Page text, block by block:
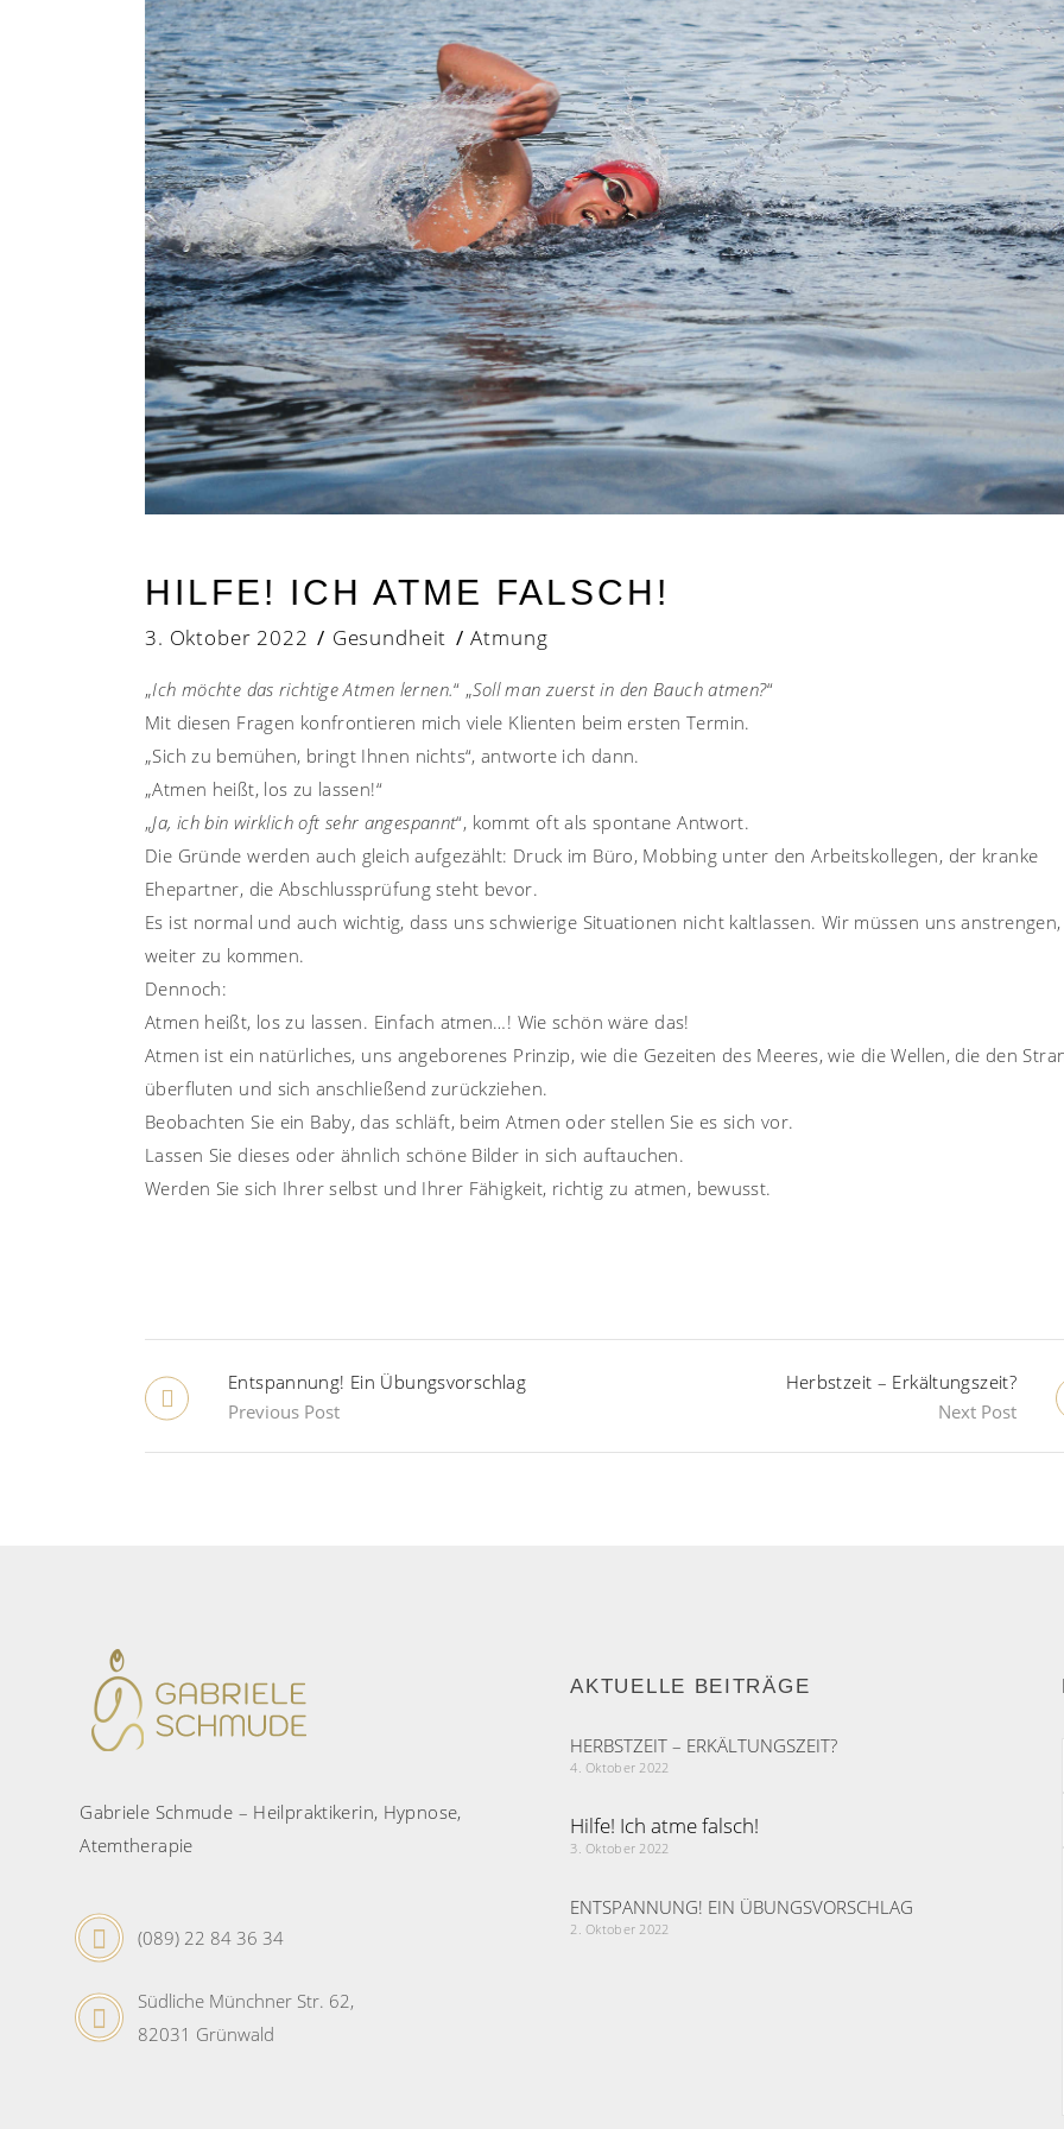
HILFE! ICH ATME FALSCH!
3. Oktober 2022 Gesundheit Atmung
„Ich möchte das richtige Atmen lernen.“ „Soll man zuerst in den Bauch atmen?“
Mit diesen Fragen konfrontieren mich viele Klienten beim ersten Termin.
„Sich zu bemühen, bringt Ihnen nichts“, antworte ich dann.
„Atmen heißt, los zu lassen!“
„Ja, ich bin wirklich oft sehr angespannt“, kommt oft als spontane Antwort.
Die Gründe werden auch gleich aufgezählt: Druck im Büro, Mobbing unter den Arbeitskollegen, der kranke
Ehepartner, die Abschlussprüfung steht bevor.
Es ist normal und auch wichtig, dass uns schwierige Situationen nicht kaltlassen. Wir müssen uns
weiter zu kommen.
Dennoch:
Atmen heißt, los zu lassen. Einfach atmen…! Wie schön wäre das!
Atmen ist ein natürliches, uns angeborenes Prinzip, wie die Gezeiten des Meeres, wie die Wellen, die den
überfluten und sich anschließend zurückziehen.
Beobachten Sie ein Baby, das schläft, beim Atmen oder stellen Sie es sich vor.
Lassen Sie dieses oder ähnlich schöne Bilder in sich auftauchen.
Werden Sie sich Ihrer selbst und Ihrer Fähigkeit, richtig zu atmen, bewusst.
Entspannung! Ein Übungs­vorschlag
Previous Post
Herbstzeit – Erkältungszeit?
Next Post
Gabriele Schmude – Heilpraktikerin, Hypnose,
Atemtherapie
(089) 22 84 36 34
Südliche Münchner Str. 62,
82031 Grünwald
AKTUELLE BEITRÄGE
HERBSTZEIT – ERKÄLTUNGSZEIT?
4. Oktober 2022
Hilfe! Ich atme falsch!
3. Oktober 2022
ENTSPANNUNG! EIN ÜBUNGS­VORSCHLAG
2. Oktober 2022